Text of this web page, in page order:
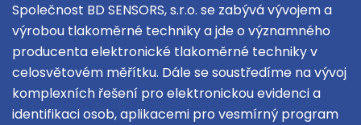
Společnost BD SENSORS, s.r.o. se zabývá vývojem a
výrobou tlakoměrné techniky a jde o významného
producenta elektronické tlakoměrné techniky v
celosvětovém měřítku. Dále se soustředíme na vývoj
komplexních řešení pro elektronickou evidenci a
identifikaci osob, aplikacemi pro vesmírný program